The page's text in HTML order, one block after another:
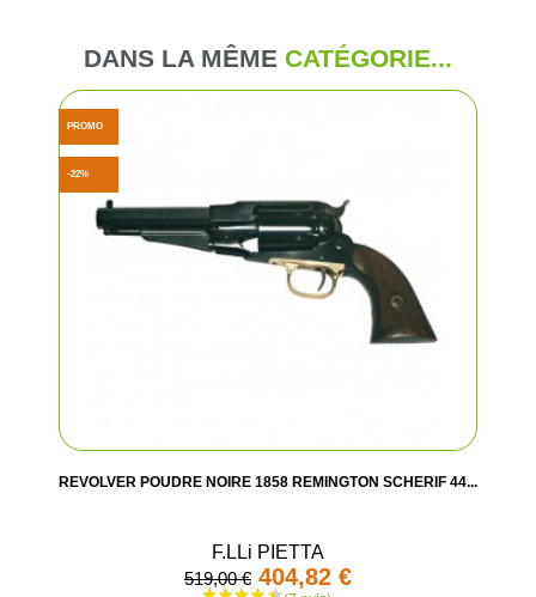
(8
DANS LA MÊME CATÉGORIE...
REVOLVER POUDRE NOIRE 1858 REMINGTON SCHERIF 44...
F.LLi PIETTA
519,00 € 404,82 €
PROMO
-22%